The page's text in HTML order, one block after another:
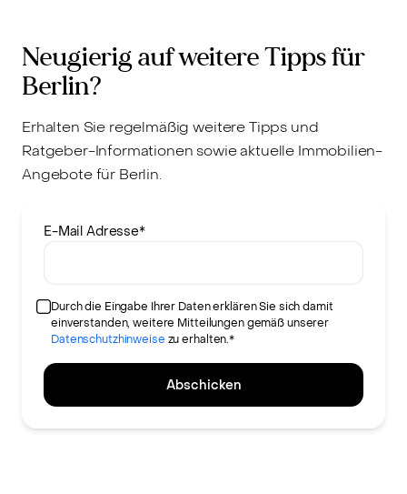
Neugierig auf weitere Tipps für
Berlin?
Erhalten Sie regelmäßig weitere Tipps und
Ratgeber-Informationen sowie aktuelle Immobilien-
Angebote für Berlin.
E-Mail Adresse*
Durch die Eingabe Ihrer Daten erklären Sie sich damit
einverstanden, weitere Mitteilungen gemäß unserer
Datenschutzhinweise zu erhalten.*
Abschicken